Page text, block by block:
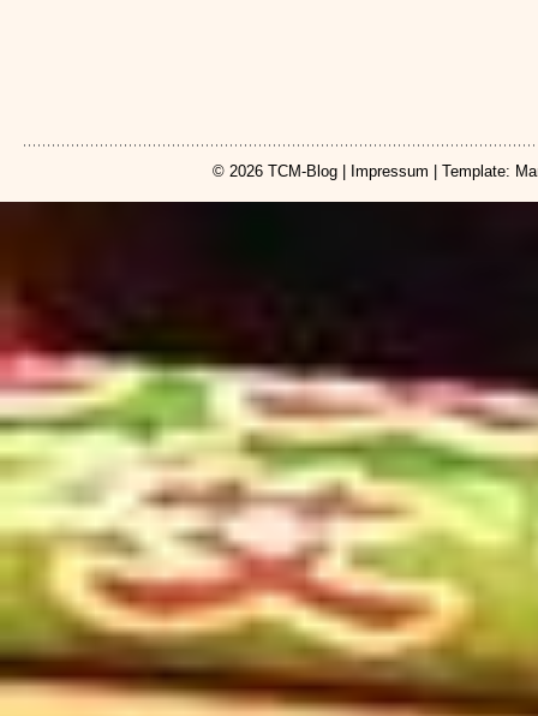
© 2026 TCM-Blog| Impressum | Template: